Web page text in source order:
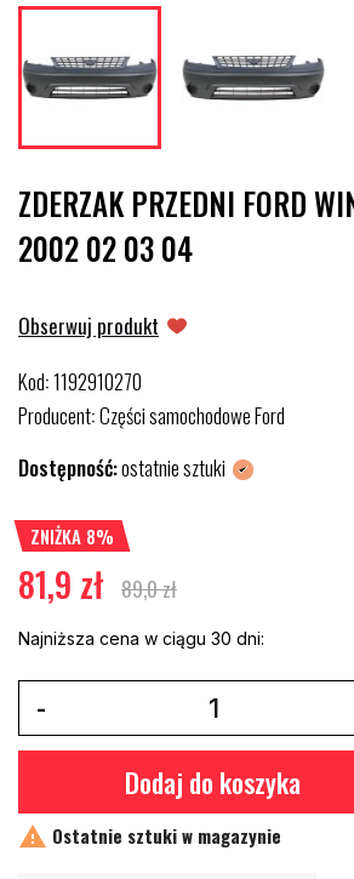
ZDERZAK PRZEDNI FORD
2002 02 03 04
Obserwuj produkt
Kod:1192910270
Producent:Części samochodowe Ford
Dostępność:ostatnie sztuki
ZNIŻKA 8%
81,9 zł 89,0 zł
Najniższa cena w ciągu 30 dni:
Dodaj do koszyka
 Ostatnie sztuki w magazynie